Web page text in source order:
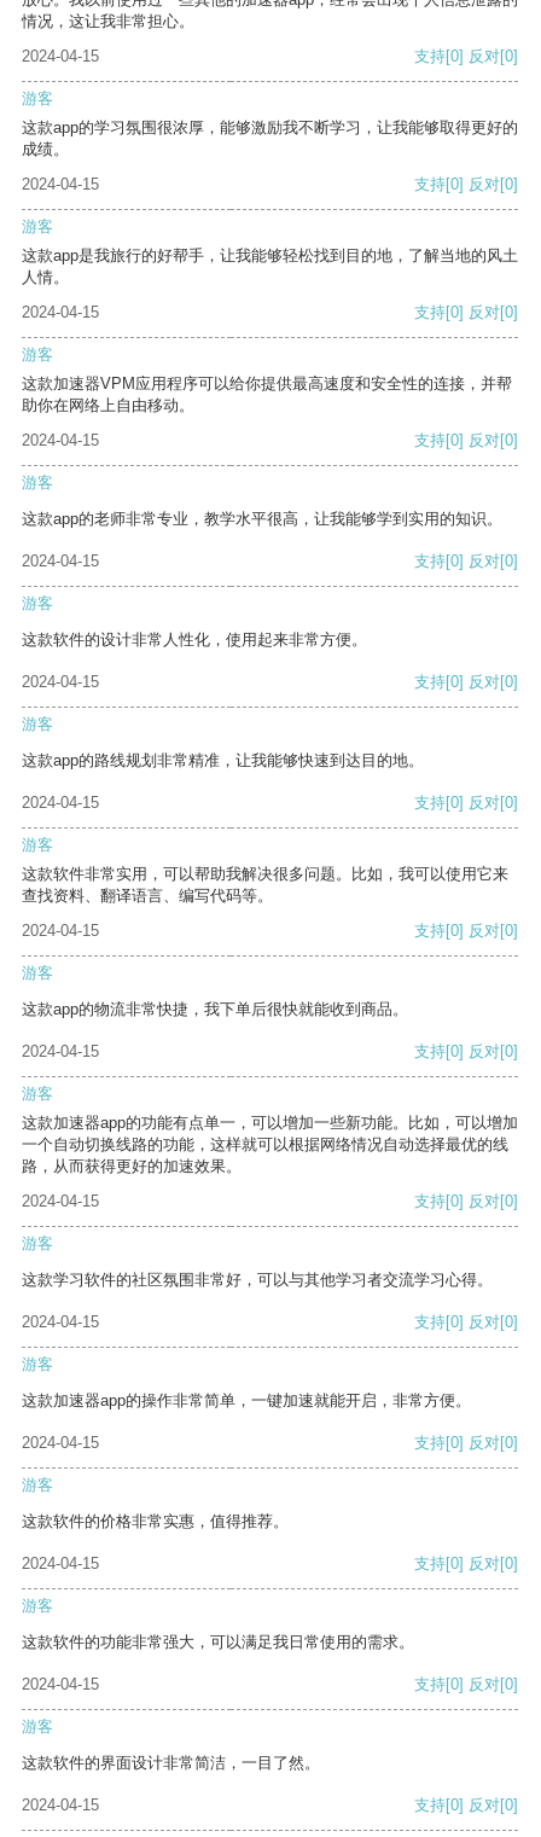
情况，这让我非常担心。
2024-04-15
支持[0] 反对[0]
游客
这款app的学习氛围很浓厚，能够激励我不断学习，让我能够取得更好的
成绩。
2024-04-15
支持[0] 反对[0]
游客
这款app是我旅行的好帮手，让我能够轻松找到目的地，了解当地的风土
人情。
2024-04-15
支持[0] 反对[0]
游客
这款加速器VPM应用程序可以给你提供最高速度和安全性的连接，并帮
助你在网络上自由移动。
2024-04-15
支持[0] 反对[0]
游客
这款app的老师非常专业，教学水平很高，让我能够学到实用的知识。
2024-04-15 支持[0] 反对[0]
游客
这款软件的设计非常人性化，使用起来非常方便。
2024-04-15 支持[0] 反对[0]
游客
这款app的路线规划非常精准，让我能够快速到达目的地。
2024-04-15 支持[0] 反对[0]
游客
这款软件非常实用，可以帮助我解决很多问题。比如，我可以使用它来
查找资料、翻译语言、编写代码等。
2024-04-15
支持[0] 反对[0]
游客
这款app的物流非常快捷，我下单后很快就能收到商品。
2024-04-15 支持[0] 反对[0]
游客
这款加速器app的功能有点单一，可以增加一些新功能。比如，可以增加
一个自动切换线路的功能，这样就可以根据网络情况自动选择最优的线
路，从而获得更好的加速效果。
2024-04-15
支持[0] 反对[0]
游客
这款学习软件的社区氛围非常好，可以与其他学习者交流学习心得。
2024-04-15 支持[0] 反对[0]
游客
这款加速器app的操作非常简单，一键加速就能开启，非常方便。
2024-04-15 支持[0] 反对[0]
游客
这款软件的价格非常实惠，值得推荐。
2024-04-15 支持[0] 反对[0]
游客
这款软件的功能非常强大，可以满足我日常使用的需求。
2024-04-15 支持[0] 反对[0]
游客
这款软件的界面设计非常简洁，一目了然。
2024-04-15 支持[0] 反对[0]